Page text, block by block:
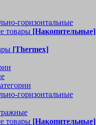
горизонтальные
товары [Накопительные]
[Thermex]
горизонтальные
товары [Накопительные]